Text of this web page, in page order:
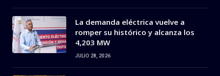
La demanda eléctrica vuelve a
romper su histórico y alcanza los
4,203 MW
JULIO 28, 2026